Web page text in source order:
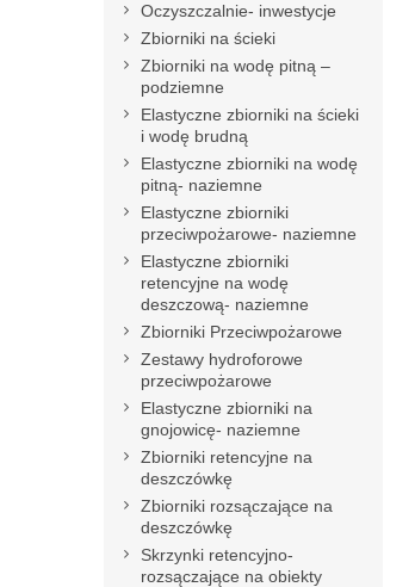
Oczyszczalnie- inwestycje
Zbiorniki na ścieki
Zbiorniki na wodę pitną –
podziemne
Elastyczne zbiorniki na ścieki
i wodę brudną
Elastyczne zbiorniki na wodę
pitną- naziemne
Elastyczne zbiorniki
przeciwpożarowe- naziemne
Elastyczne zbiorniki
retencyjne na wodę
deszczową- naziemne
Zbiorniki Przeciwpożarowe
Zestawy hydroforowe
przeciwpożarowe
Elastyczne zbiorniki na
gnojowicę- naziemne
Zbiorniki retencyjne na
deszczówkę
Zbiorniki rozsączające na
deszczówkę
Skrzynki retencyjno-
rozsączające na obiekty